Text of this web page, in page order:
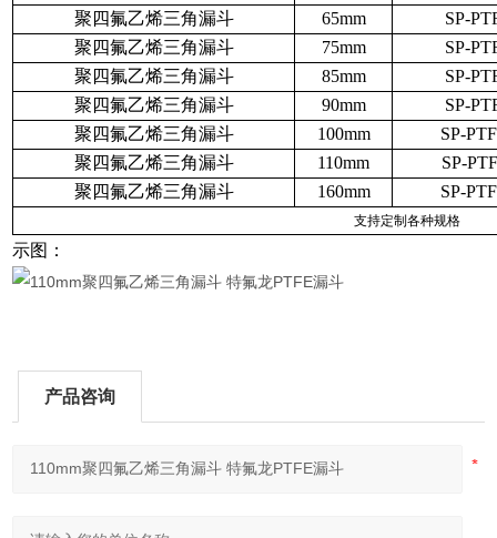
聚四氟乙烯三角漏斗
65mm
SP-
聚四氟乙烯三角漏斗
75mm
SP-
聚四氟乙烯三角漏斗
85mm
SP-
聚四氟乙烯三角漏斗
90mm
SP-
聚四氟乙烯三角漏斗
100mm
SP-
聚四氟乙烯三角漏斗
110mm
SP-
聚四氟乙烯三角漏斗
160mm SP-
支持定制各种规格
示图：
产品咨询